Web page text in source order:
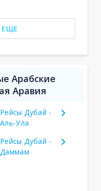
Арабские
Аравия
Рейсы Дубай -
Аль-Ула
Рейсы Дубай -
Даммам